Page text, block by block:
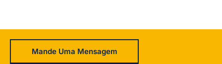
Mande Uma Mensagem